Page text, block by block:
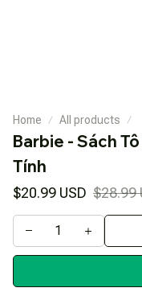
Home All products
Barbie - Sách
Tính
$20.99 USD $28.99